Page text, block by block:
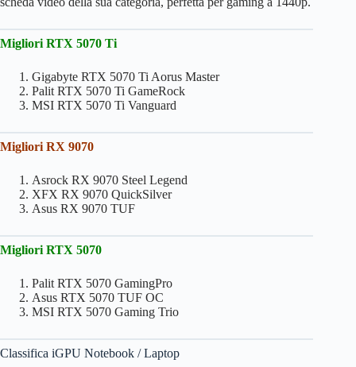
RTX 5060 487.1 145W –
RX 7600 XT 486.8
RTX 5050 465.5 130W
RX 7600 463.1 165W 302€
RX 6650 XT 450.0
(Dx12)
GTX 1080 Ti 439.7
Super
432.4 215W –
Migliori RTX 5070 Ti
Gigabyte RTX 5070 Ti Aorus Master
Palit RTX 5070 Ti GameRock
MSI RTX 5070 Ti Vanguard
Migliori RX 9070
Asrock RX 9070 Steel Legend
XFX RX 9070 QuickSilver
Asus RX 9070 TUF
Migliori RTX 5070
Palit RTX 5070 GamingPro
Asus RTX 5070 TUF OC
MSI RTX 5070 Gaming Trio
Classifica iGPU Notebook / Laptop